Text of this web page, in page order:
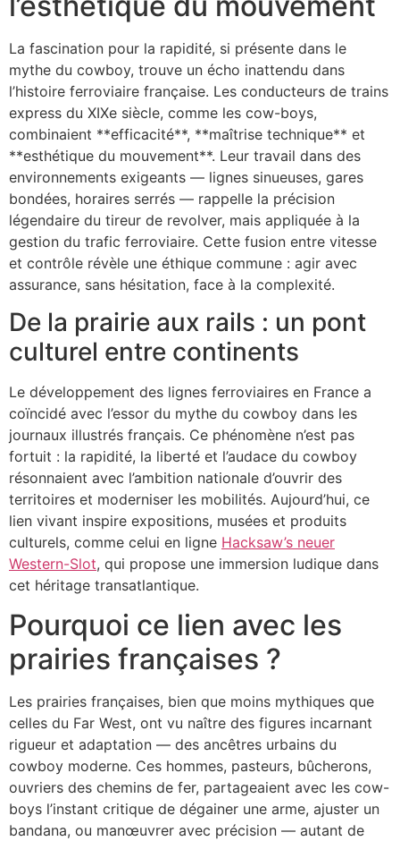
La fascination pour la rapidité, si présente dans le
mythe du cowboy, trouve un écho inattendu dans
l’histoire ferroviaire française. Les conducteurs de trains
express du XIXe siècle, comme les cow-boys,
combinaient **efficacité**, **maîtrise technique** et
**esthétique du mouvement**. Leur travail dans des
environnements exigeants — lignes sinueuses, gares
bondées, horaires serrés — rappelle la précision
légendaire du tireur de revolver, mais appliquée à la
gestion du trafic ferroviaire. Cette fusion entre vitesse
et contrôle révèle une éthique commune : agir avec
assurance, sans hésitation, face à la complexité.
De la prairie aux rails : un pont
culturel entre continents
Le développement des lignes ferroviaires en France a
coïncidé avec l’essor du mythe du cowboy dans les
journaux illustrés français. Ce phénomène n’est pas
fortuit : la rapidité, la liberté et l’audace du cowboy
résonnaient avec l’ambition nationale d’ouvrir des
territoires et moderniser les mobilités. Aujourd’hui, ce
lien vivant inspire expositions, musées et produits
culturels, comme celui en ligne Hacksaw’s neuer
Western-Slot, qui propose une immersion ludique dans
cet héritage transatlantique.
Pourquoi ce lien avec les
prairies françaises ?
Les prairies françaises, bien que moins mythiques que
celles du Far West, ont vu naître des figures incarnant
rigueur et adaptation — des ancêtres urbains du
cowboy moderne. Ces hommes, pasteurs, bûcherons,
ouvriers des chemins de fer, partageaient avec les cow-
boys l’instant critique de dégainer une arme, ajuster un
bandana, ou manœuvrer avec précision — autant de